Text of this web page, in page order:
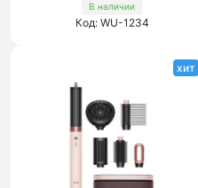
В наличии
Код: WU-1234
хит